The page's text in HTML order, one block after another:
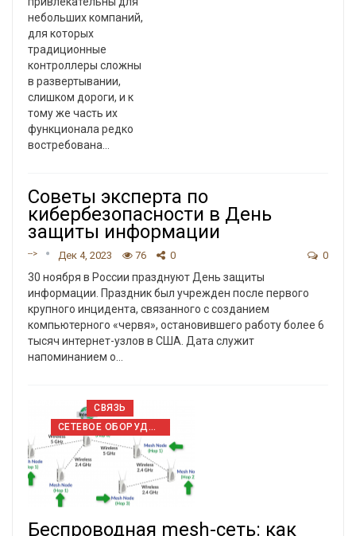
небольших компаний,
для которых
традиционные
контроллеры сложны
в развертывании,
слишком дороги, и к
тому же часть их
функционала редко
востребована…
Советы эксперта по
кибербезопасности в День
защиты информации
--> Дек 4, 2023 76 0 0
30 ноября в России празднуют День защиты
информации. Праздник был учрежден после первого
крупного инцидента, связанного с созданием
компьютерного «червя», остановившего работу более 6
тысяч интернет-узлов в США. Дата служит
напоминанием о…
СВЯЗЬ
СЕТЕВОЕ ОБОРУДОВАНИЕ
Беспроводная mesh-сеть: как